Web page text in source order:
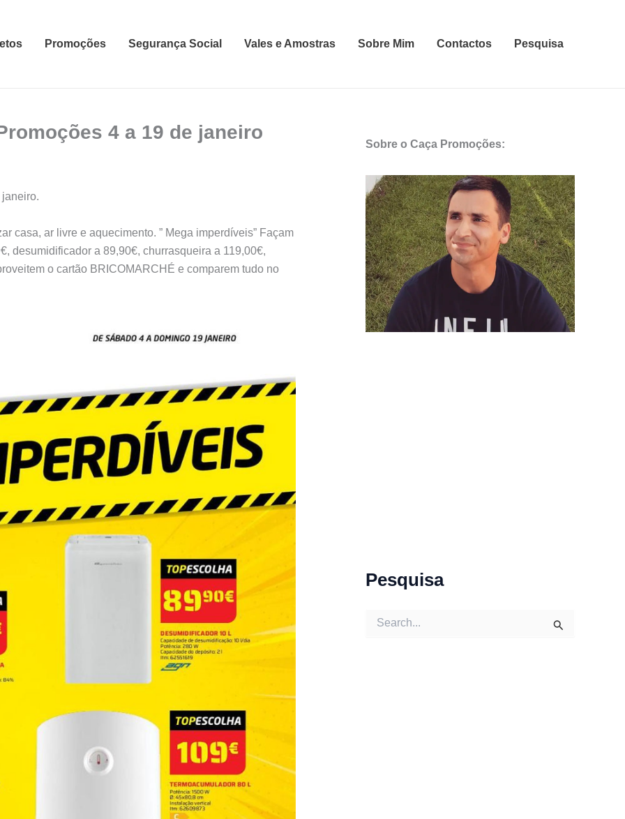
Promoções Segurança Social Vales e Amostras Sobre Mim Contactos Pesquisa
4 a 19 de janeiro
casa, ar livre e aquecimento. ” Mega imperdíveis” Façam
desumidificador a 89,90€, churrasqueira a 119,00€,
o cartão BRICOMARCHÉ e comparem tudo no
Sobre o Caça Promoções:
Pesquisa